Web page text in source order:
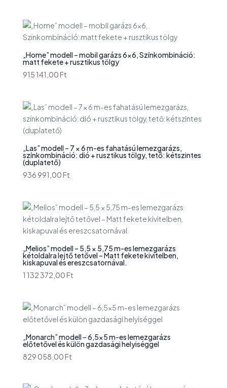
„Home” modell – mobil garázs 6×6, Színkombináció:
matt fekete + rusztikus tölgy
915 141,00Ft
„Las” modell – 7 × 6 m-es fahatású lemezgarázs,
színkombináció: dió + rusztikus tölgy, tető: kétszintes
(duplatető)
936 991,00Ft
„Melios” modell – 5,5 × 5,75 m-es lemezgarázs
kétoldalra lejtő tetővel – Matt fekete kivitelben,
kiskapuval és ereszcsatornával.
1 132 372,00Ft
„Monarch” modell – 6,5×5 m-es lemezgarázs
előtetővel és külön gazdasági helyiséggel
829 058,00Ft